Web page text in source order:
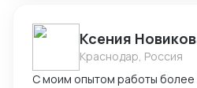
Ксения
Краснодар, Россия
С моим опытом работы более